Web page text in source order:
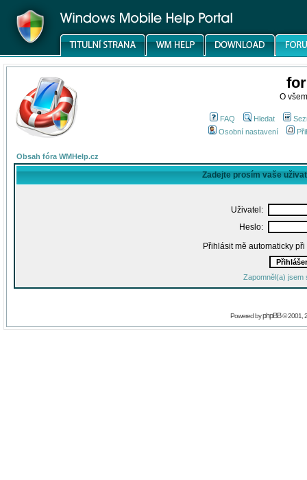
O
FAQ Hledat
Osobní nastavení
Obsah fóra WMHelp.cz
Zadejte prosím vaše
Uživatel:
Heslo:
Přihlásit mě automaticky
Zapomněl(a) jsem
Powered byphpBB© 2001,